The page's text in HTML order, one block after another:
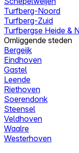
Turfberg-Noord
Turfberg-Zuid
Turfbergse Heide &
Omliggende steden
Bergeijk
Eindhoven
Gastel
Leende
Riethoven
Soerendonk
Steensel
Veldhoven
Waalre
Westerhoven